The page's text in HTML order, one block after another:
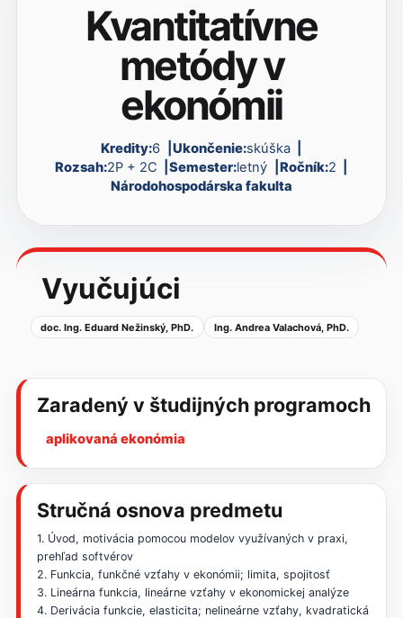
Kvantitatívne
metódy v
ekonómii
Kredity:6 Ukončenie:skúška
Rozsah:2P + 2C Semester:letný Ročník:2
Národohospodárska fakulta
Vyučujúci
doc. Ing. Eduard Nežinský, PhD. Ing. Andrea Valachová, PhD.
Zaradený v študijných programoch
aplikovaná ekonómia
Stručná osnova predmetu
1. Úvod, motivácia pomocou modelov využívaných v praxi,
prehľad softvérov
2. Funkcia, funkčné vzťahy v ekonómii; limita, spojitosť
3. Lineárna funkcia, lineárne vzťahy v ekonomickej analýze
4. Derivácia funkcie, elasticita; nelineárne vzťahy, kvadratická